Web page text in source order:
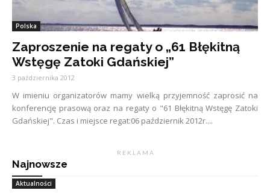
Polska
Zaproszenie na regaty o „61 Błękitną
Wstęgę Zatoki Gdańskiej”
3 października 2012
W imieniu organizatorów mamy wielką przyjemność zaprosić na
konferencję prasową oraz na regaty o "61 Błękitną Wstęgę Zatoki
Gdańskiej". Czas i miejsce regat:06 październik 2012r....
R E K L A M A
Najnowsze
Aktualności